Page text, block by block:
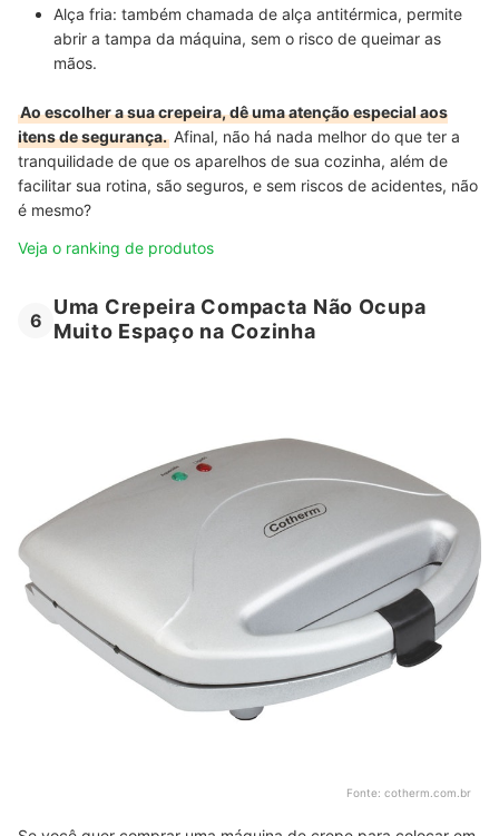
Alça fria: também chamada de alça antitérmica, permite
abrir a tampa da máquina, sem o risco de queimar as
mãos.
Ao escolher a sua crepeira, dê uma atenção especial aos
itens de segurança. Afinal, não há nada melhor do que ter a
tranquilidade de que os aparelhos de sua cozinha, além de
facilitar sua rotina, são seguros, e sem riscos de acidentes, não
é mesmo?
Veja o ranking de produtos
6
Uma Crepeira Compacta Não Ocupa
Muito Espaço na Cozinha
Fonte: cotherm.com.br